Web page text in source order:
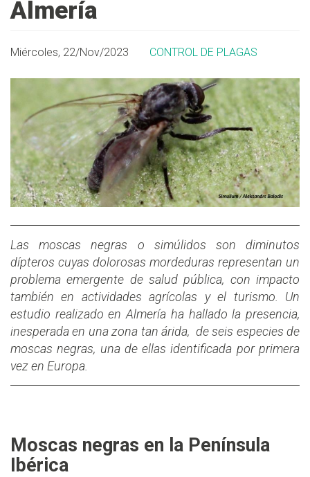
Almería
Miércoles, 22/Nov/2023 CONTROL DE PLAGAS
Las moscas negras o simúlidos son diminutos
dípteros cuyas dolorosas mordeduras representan un
problema emergente de salud pública, con impacto
también en actividades agrícolas y el turismo. Un
estudio realizado en Almería ha hallado la presencia,
inesperada en una zona tan árida, de seis especies de
moscas negras, una de ellas identificada por primera
vez en Europa.
Moscas negras en la Península
Ibérica